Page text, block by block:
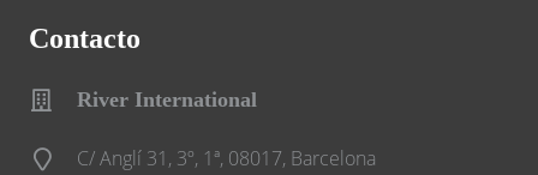
Contacto
River International
C/ Anglí 31, 3º, 1ª, 08017, Barcelona